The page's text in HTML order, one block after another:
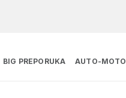
BIG PREPORUKA AUTO-MOTO